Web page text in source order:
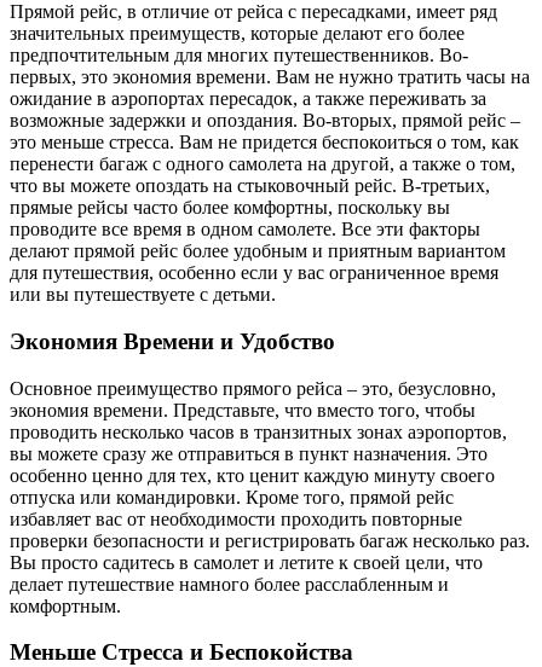
Прямой рейс, в отличие от рейса с пересадками, имеет ряд
значительных преимуществ, которые делают его более
предпочтительным для многих путешественников. Во-
первых, это экономия времени. Вам не нужно тратить часы на
ожидание в аэропортах пересадок, а также переживать за
возможные задержки и опоздания. Во-вторых, прямой рейс –
это меньше стресса. Вам не придется беспокоиться о том, как
перенести багаж с одного самолета на другой, а также о том,
что вы можете опоздать на стыковочный рейс. В-третьих,
прямые рейсы часто более комфортны, поскольку вы
проводите все время в одном самолете. Все эти факторы
делают прямой рейс более удобным и приятным вариантом
для путешествия, особенно если у вас ограниченное время
или вы путешествуете с детьми.
Экономия Времени и Удобство
Основное преимущество прямого рейса – это, безусловно,
экономия времени. Представьте, что вместо того, чтобы
проводить несколько часов в транзитных зонах аэропортов,
вы можете сразу же отправиться в пункт назначения. Это
особенно ценно для тех, кто ценит каждую минуту своего
отпуска или командировки. Кроме того, прямой рейс
избавляет вас от необходимости проходить повторные
проверки безопасности и регистрировать багаж несколько раз.
Вы просто садитесь в самолет и летите к своей цели, что
делает путешествие намного более расслабленным и
комфортным.
Меньше Стресса и Беспокойства